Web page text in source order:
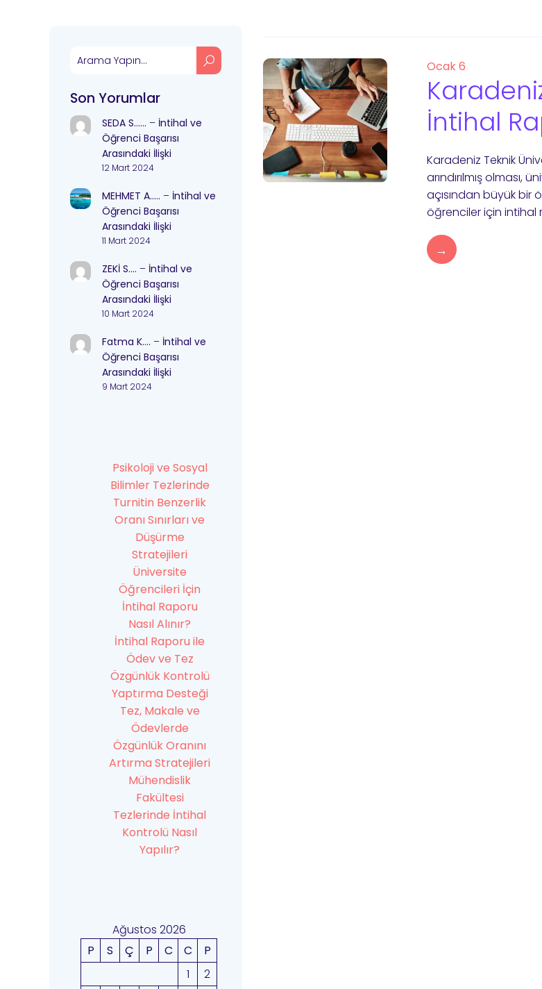
Son Yorumlar
SEDA S…… – İntihal ve
Öğrenci Başarısı
Arasındaki İlişki
12 Mart 2024
MEHMET A….. – İntihal ve
Öğrenci Başarısı
Arasındaki İlişki
11 Mart 2024
ZEKİ S…. – İntihal ve
Öğrenci Başarısı
Arasındaki İlişki
10 Mart 2024
Fatma K…. – İntihal ve
Öğrenci Başarısı
Arasındaki İlişki
9 Mart 2024
Psikoloji ve Sosyal
Bilimler Tezlerinde
Turnitin Benzerlik
Oranı Sınırları ve
Düşürme
Stratejileri
Üniversite
Öğrencileri İçin
İntihal Raporu
Nasıl Alınır?
İntihal Raporu ile
Ödev ve Tez
Özgünlük Kontrolü
Yaptırma Desteği
Tez, Makale ve
Ödevlerde
Özgünlük Oranını
Artırma Stratejileri
Mühendislik
Fakültesi
Tezlerinde İntihal
Kontrolü Nasıl
Yapılır?
Ağustos 2026
P
S Ç P C C
P
1
2
Ocak 6
İntihal
Karadeniz Teknik
arındırılmış
açısından büyük bir
öğrenciler için intihal
→